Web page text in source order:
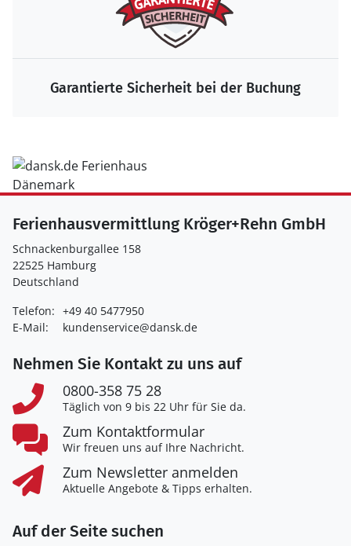
Garantierte Sicherheit bei der Buchung
Ferienhausvermittlung Kröger+Rehn GmbH
Schnackenburgallee 158
22525 Hamburg
Deutschland
Telefon: +49 40 5477950
E-Mail:
kundenservice@dansk.de
Nehmen Sie Kontakt zu uns auf
0800-358 75 28
Täglich von 9 bis 22 Uhr für Sie da.
Zum Kontaktformular
Wir freuen uns auf Ihre Nachricht.
Zum Newsletter anmelden
Aktuelle Angebote & Tipps erhalten.
Auf der Seite suchen